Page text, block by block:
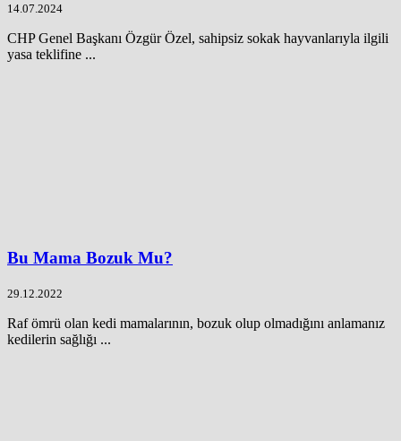
14.07.2024
CHP Genel Başkanı Özgür Özel, sahipsiz sokak hayvanlarıyla ilgili
yasa teklifine ...
Bu Mama Bozuk Mu?
29.12.2022
Raf ömrü olan kedi mamalarının, bozuk olup olmadığını anlamanız
kedilerin sağlığı ...